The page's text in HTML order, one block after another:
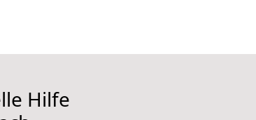
Hilfe